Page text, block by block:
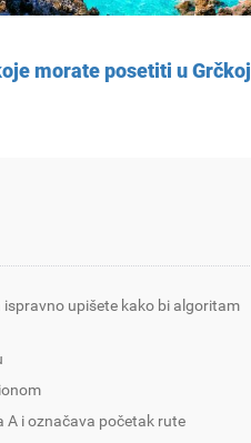
morate posetiti u Grčkoj
upišete kako bi algoritam
A i označava početak rute